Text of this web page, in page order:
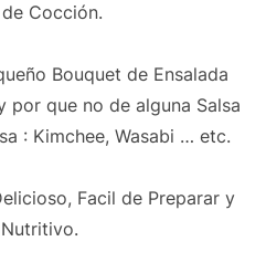
Cocción.
Bouquet de Ensalada
por que no de alguna Salsa
: Kimchee, Wasabi … etc.
Facil de Preparar y